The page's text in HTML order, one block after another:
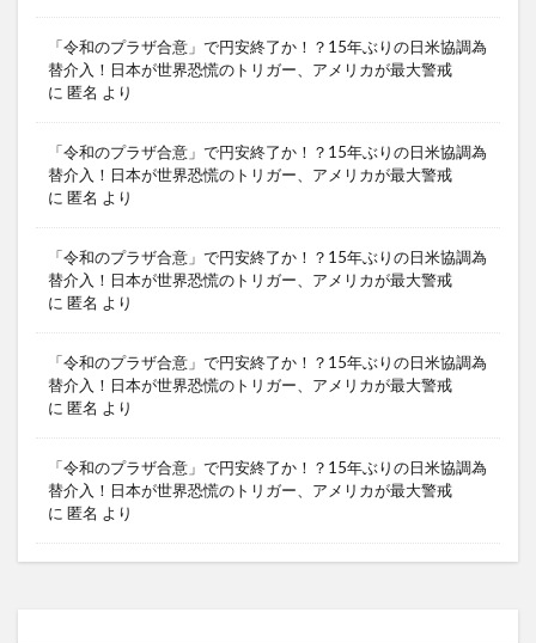
「令和のプラザ合意」で円安終了か！？15年ぶりの日米協調為
替介入！日本が世界恐慌のトリガー、アメリカが最大警戒
に 匿名 より
「令和のプラザ合意」で円安終了か！？15年ぶりの日米協調為
替介入！日本が世界恐慌のトリガー、アメリカが最大警戒
に 匿名 より
「令和のプラザ合意」で円安終了か！？15年ぶりの日米協調為
替介入！日本が世界恐慌のトリガー、アメリカが最大警戒
に 匿名 より
「令和のプラザ合意」で円安終了か！？15年ぶりの日米協調為
替介入！日本が世界恐慌のトリガー、アメリカが最大警戒
に 匿名 より
「令和のプラザ合意」で円安終了か！？15年ぶりの日米協調為
替介入！日本が世界恐慌のトリガー、アメリカが最大警戒
に 匿名 より